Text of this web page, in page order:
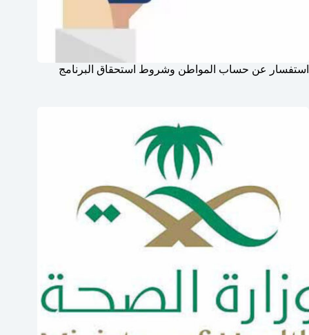
استفسار عن حساب المواطن وشروط استحقاق البرنامج